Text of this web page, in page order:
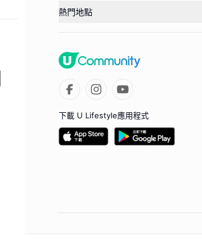
熱門地點
下載 U Lifestyle應用程式